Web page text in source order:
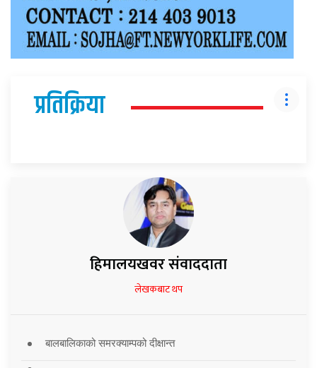
प्रतिक्रिया
हिमालयखवर संवाददाता
लेखकबाट थप
बालबालिकाको समरक्याम्पको दीक्षान्त